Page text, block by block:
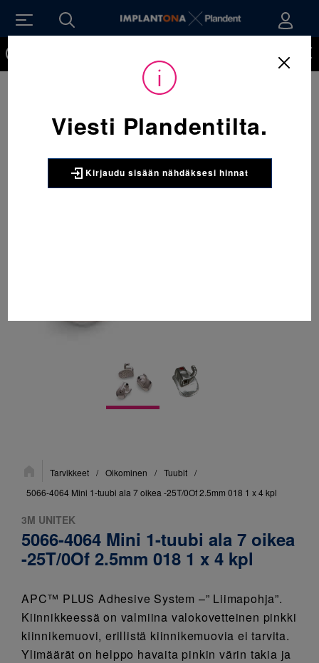
Sijainti:Tarvikkeet / Oikominen / Tuubit /
5066-4064 Mini 1-tuubi ala 7 oikea -25T/0Of 2.5mm 018 1 x 4 kpl
3M UNITEK
5066-4064 Mini 1-tuubi ala 7 oikea
-25T/0Of 2.5mm 018 1 x 4 kpl
APC™ PLUS Adhesive System –” Liimapohja”.
Kiinnikkeessä on valmiina valokovetteinen pinkki
kiinnikemuovi, erillistä kiinnikemuovia ei tarvita.
Ylimäärät on helppo havaita pinkin värin takia ja
Viesti Plandentilta.
Kirjaudu sisään nähdäksesi hinnat